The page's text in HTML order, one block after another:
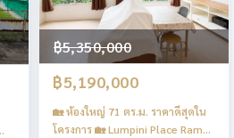
฿5,350,000
฿5,190,000
🏡 ห้องใหญ่ 71 ตร.ม. ราคาดีสุดใน
โครงการ 🏡 Lumpini Place Rama